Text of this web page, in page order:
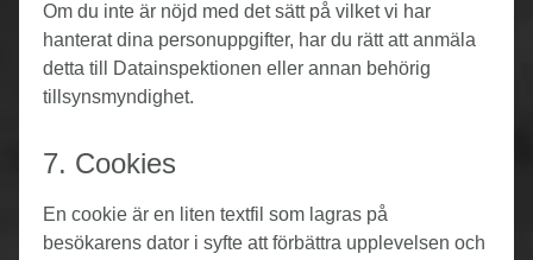
Om du inte är nöjd med det sätt på vilket vi har
hanterat dina personuppgifter, har du rätt att anmäla
detta till Datainspektionen eller annan behörig
tillsynsmyndighet.
7. Cookies
En cookie är en liten textfil som lagras på
besökarens dator i syfte att förbättra upplevelsen och